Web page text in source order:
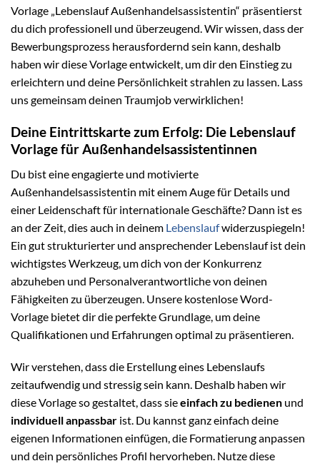
Vorlage „Lebenslauf Außenhandelsassistentin“ präsentierst
du dich professionell und überzeugend. Wir wissen, dass der
Bewerbungsprozess herausfordernd sein kann, deshalb
haben wir diese Vorlage entwickelt, um dir den Einstieg zu
erleichtern und deine Persönlichkeit strahlen zu lassen. Lass
uns gemeinsam deinen Traumjob verwirklichen!
Deine Eintrittskarte zum Erfolg: Die Lebenslauf
Vorlage für Außenhandelsassistentinnen
Du bist eine engagierte und motivierte
Außenhandelsassistentin mit einem Auge für Details und
einer Leidenschaft für internationale Geschäfte? Dann ist es
an der Zeit, dies auch in deinem Lebenslaufwiderzuspiegeln!
Ein gut strukturierter und ansprechender Lebenslauf ist dein
wichtigstes Werkzeug, um dich von der Konkurrenz
abzuheben und Personalverantwortliche von deinen
Fähigkeiten zu überzeugen. Unsere kostenlose Word-
Vorlage bietet dir die perfekte Grundlage, um deine
Qualifikationen und Erfahrungen optimal zu präsentieren.
Wir verstehen, dass die Erstellung eines Lebenslaufs
zeitaufwendig und stressig sein kann. Deshalb haben wir
diese Vorlage so gestaltet, dass sieeinfach zu bedienen und
individuell anpassbar ist. Du kannst ganz einfach deine
eigenen Informationen einfügen, die Formatierung anpassen
und dein persönliches Profil hervorheben. Nutze diese